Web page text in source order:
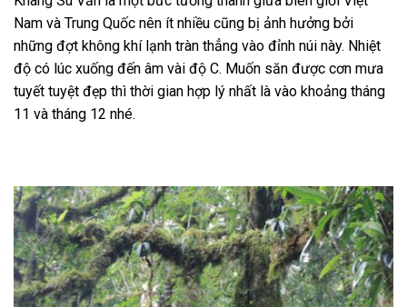
Nam và Trung Quốc nên ít nhiều cũng bị ảnh hưởng bởi
những đợt không khí lạnh tràn thẳng vào đỉnh núi này. Nhiệt
độ có lúc xuống đến âm vài độ C. Muốn săn được cơn mưa
tuyết tuyệt đẹp thì thời gian hợp lý nhất là vào khoảng tháng
11 và tháng 12 nhé.